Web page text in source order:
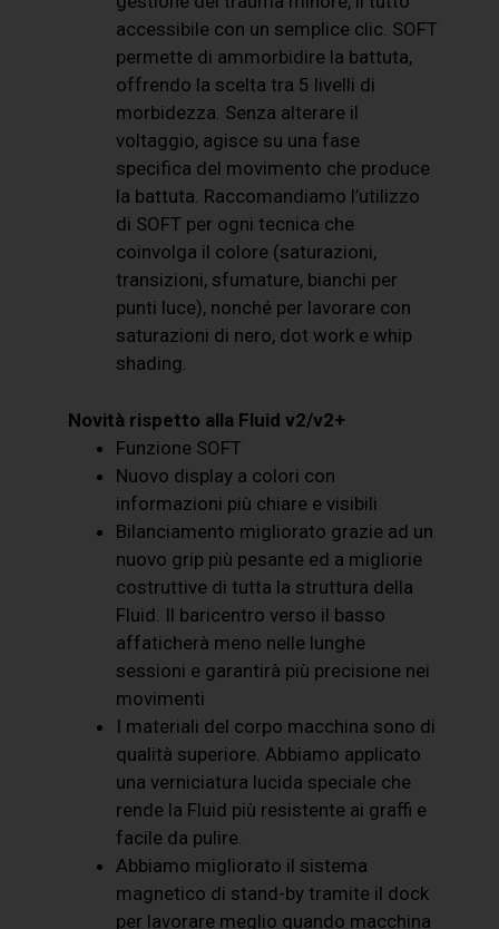
accessibile con un semplice clic. SOFT
permette di ammorbidire la battuta,
offrendo la scelta tra 5 livelli di
morbidezza. Senza alterare il
voltaggio, agisce su una fase
specifica del movimento che produce
la battuta. Raccomandiamo l’utilizzo
di SOFT per ogni tecnica che
coinvolga il colore (saturazioni,
transizioni, sfumature, bianchi per
punti luce), nonché per lavorare con
saturazioni di nero, dot work e whip
shading.
Novità rispetto alla Fluid v2/v2+
Funzione SOFT
Nuovo display a colori con
informazioni più chiare e visibili
Bilanciamento migliorato grazie ad un
nuovo grip più pesante ed a migliorie
costruttive di tutta la struttura della
Fluid. Il baricentro verso il basso
affaticherà meno nelle lunghe
sessioni e garantirà più precisione nei
movimenti
I materiali del corpo macchina sono di
qualità superiore. Abbiamo applicato
una verniciatura lucida speciale che
rende la Fluid più resistente ai graffi e
facile da pulire.
Abbiamo migliorato il sistema
magnetico di stand-by tramite il dock
per lavorare meglio quando macchina